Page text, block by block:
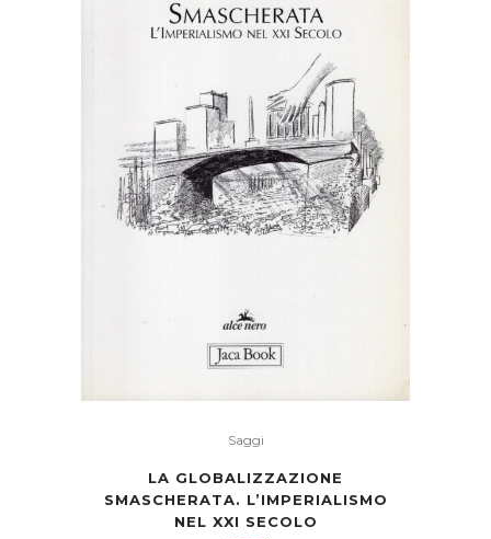
Saggi
LA GLOBALIZZAZIONE
SMASCHERATA. L’IMPERIALISMO
NEL XXI SECOLO